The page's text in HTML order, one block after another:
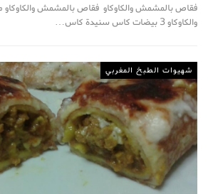
فقاص بالمشمش والكاوكاو فقاص بالمشمش
والكاوكاو 3 بيضات كاس سنيدة كاس…
شهيوات الطبخ المغربي